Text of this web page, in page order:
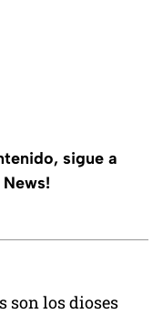
sigue a
son los dioses